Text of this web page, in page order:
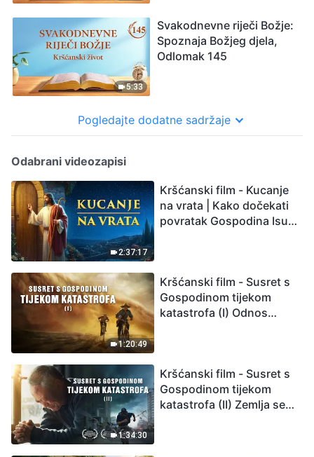
5:33
Svakodnevne riječi Božje:
Spoznaja Božjeg djela,
Odlomak 145
Pogledajte dodatne sadržaje
Odabrani videozapisi
2:37:17
Kršćanski film - Kucanje
na vrata | Kako dočekati
povratak Gospodina Isusa
1:20:49
Kršćanski film - Susret s
Gospodinom tijekom
katastrofa (I) Odnos
1:34:30
Kršćanski film - Susret s
Gospodinom tijekom
katastrofa (II) Zemlja se